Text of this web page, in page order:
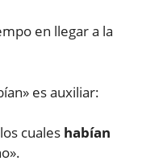
en llegar a la
es auxiliar:
cuales habían